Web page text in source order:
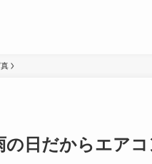
の日だからエア